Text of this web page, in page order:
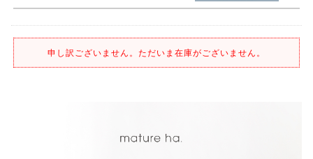
申し訳ございません。ただいま在庫がございません。